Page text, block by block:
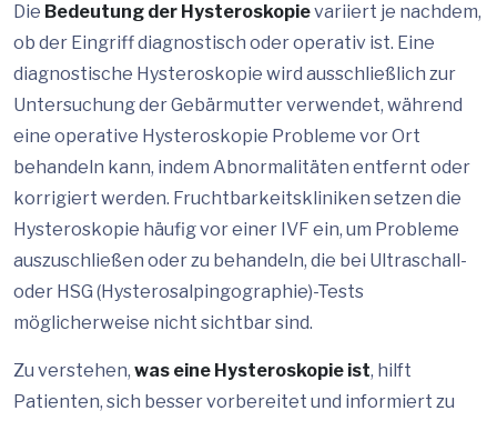
Die Bedeutung der Hysteroskopievariiert je nachdem,
ob der Eingriff diagnostisch oder operativ ist. Eine
diagnostische Hysteroskopie wird ausschließlich zur
Untersuchung der Gebärmutter verwendet, während
eine operative Hysteroskopie Probleme vor Ort
behandeln kann, indem Abnormalitäten entfernt oder
korrigiert werden. Fruchtbarkeitskliniken setzen die
Hysteroskopie häufig vor einer IVF ein, um Probleme
auszuschließen oder zu behandeln, die bei Ultraschall-
oder HSG (Hysterosalpingographie)-Tests
möglicherweise nicht sichtbar sind.
Zu verstehen, was eine Hysteroskopie ist, hilft
Patienten, sich besser vorbereitet und informiert zu